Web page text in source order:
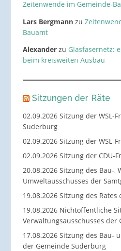
Zeitenwende im Gemeinde-
Lars Bergmannzu
Bauamt
Alexanderzu Glasfasernetz:
beim kreisweiten Ausbau
Sitzungen der Räte
02.09.2026 Sitzung der WSL-
Suderburg
02.09.2026 Sitzung der WSL-
02.09.2026 Sitzung der CDU-
20.08.2026 Sitzung des Bau-,
Umweltausschusses der
19.08.2026 Sitzung des
19.08.2026 Nichtöffentliche
Verwaltungsausschusses der
17.08.2026 Sitzung des Bau-
der Gemeinde Suderburg